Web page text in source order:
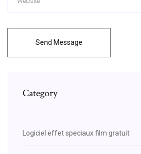
Send Message
Category
Logiciel effet speciaux film gratuit